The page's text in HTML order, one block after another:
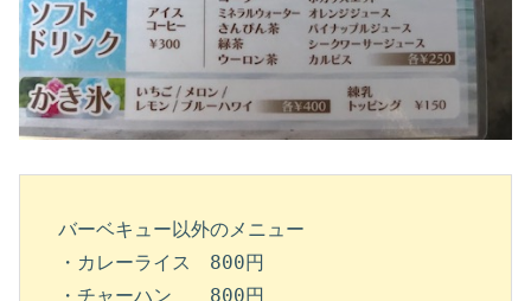
バーベキュー以外のメニュー
・カレーライス　800円
・チャーハン　　800円